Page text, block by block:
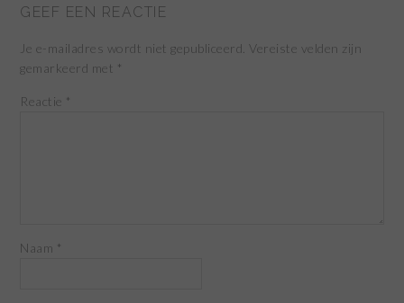
GEEF EEN REACTIE
Je e-mailadres wordt niet gepubliceerd. Vereiste velden zijn
gemarkeerd met *
Reactie *
Naam *